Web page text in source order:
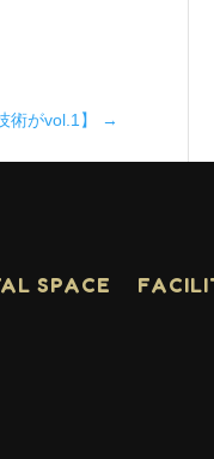
術がvol.1】 →
SPACE